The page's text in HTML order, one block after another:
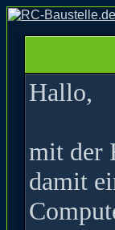
Hallo,
mit der
damit